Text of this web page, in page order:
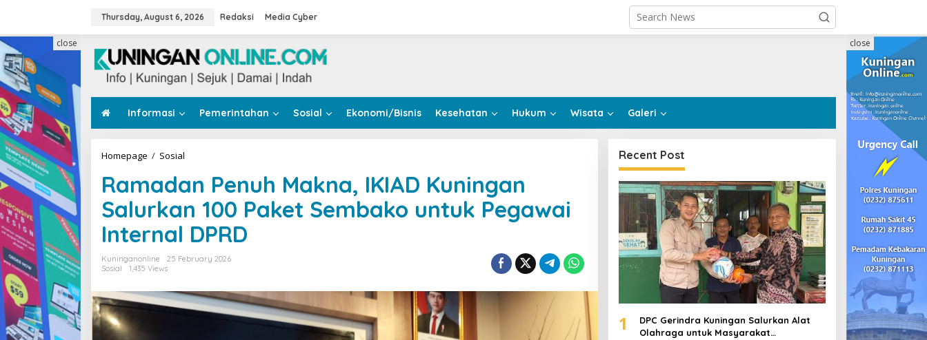
Thursday, August 6, 2026 Redaksi Media Cyber
Informasi Pemerintahan Sosial Ekonomi/Bisnis Kesehatan Hukum Wisata Galeri
close close
Homepage / Sosial
Makna,
IKIAD
Kuningan
Salurkan
100
Paket
Sembako
Internal
DPRD
Ramadan Penuh Makna, IKIAD Kuningan
Salurkan 100 Paket Sembako untuk Pegawai
Internal DPRD
Kuninganonline
25 February 2026
Sosial
1,435 Views
Recent Post
1
DPC Gerindra Kuningan Salurkan Alat
Olahraga untuk Masyarakat